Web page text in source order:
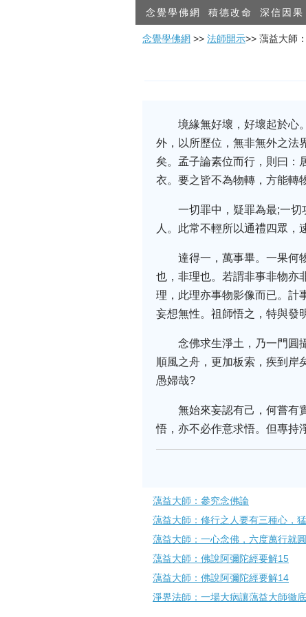
念覺學佛網 積德改命 深信因果
念覺學佛網 >> 法師開示>> 蕅益大師
境緣無好壞，好壞起於心
外，以所歷位，無非無外之法
矣。孟子論素位而行，則曰：
衣。要之皆不為物轉，方能轉
一切罪中，疑罪為最;一
人。此常不輕所以通禮四眾，
達得一，萬事畢。一果何
也，非理也。若謂非事非物亦
理，此理亦事物影像而已。計
妄想無性。祖師悟之，特與發
念佛求生淨土，乃一門圓
順風之舟，更加板索，疾到岸
愚婦哉?
無始來妄認有己，何嘗有
悟，亦不必作意求悟。但專持
蕅益大師：參究念佛論
蕅益大師：修行之人要有三種心，
蕅益大師：一心念佛，六度萬行就
蕅益大師：佛說阿彌陀經要解15
蕅益大師：佛說阿彌陀經要解14
淨界法師：一場大病讓蕅益大師徹